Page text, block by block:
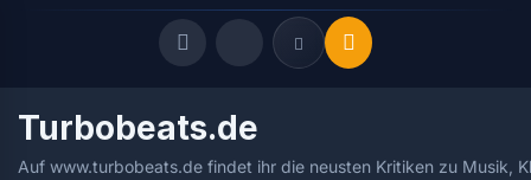
Quick Links
Turbobeats.de
Auf www.turbobeats.de findet ihr die neusten Kritiken zu Musik,